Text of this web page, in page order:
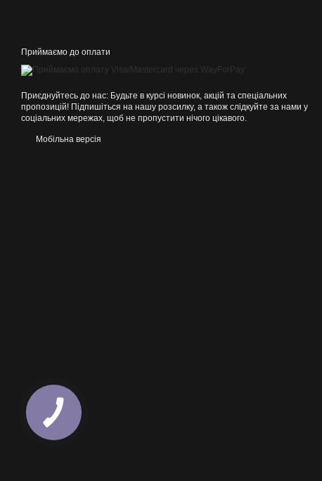
Приймаємо до оплати
Приєднуйтесь до нас: Будьте в курсі новинок, акцій та спеціальних
пропозицій! Підпишіться на нашу розсилку, а також слідкуйте за нами у
соціальних мережах, щоб не пропустити нічого цікавого.
Мобільна версія